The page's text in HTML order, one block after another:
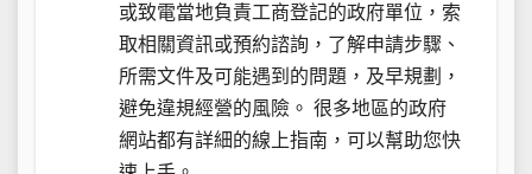
或致電當地負責工商登記的政府單位，索
取相關資訊或預約諮詢，了解申請步驟、
所需文件及可能遇到的問題，及早規劃，
避免違規經營的風險。 很多地區的政府
網站都有詳細的線上指南，可以幫助您快